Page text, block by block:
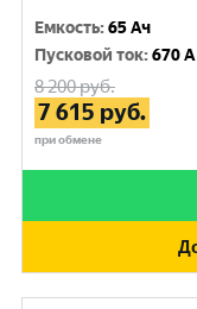
Емкость:65 Ач
Пусковой ток:670 A
8 200руб.
7 615 руб.
при обмене